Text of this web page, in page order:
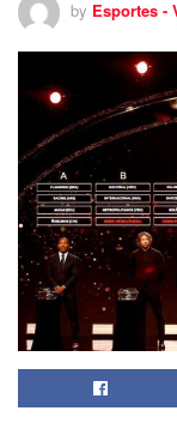
by Esportes -